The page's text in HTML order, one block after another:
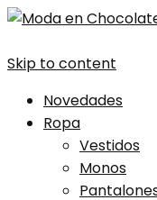
Skip to content
Novedades
Ropa
Vestidos
Monos